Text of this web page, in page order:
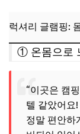
럭셔리 글램핑:
① 온몸으로
“이곳은 캠
텔 같았어요
정말 편안하